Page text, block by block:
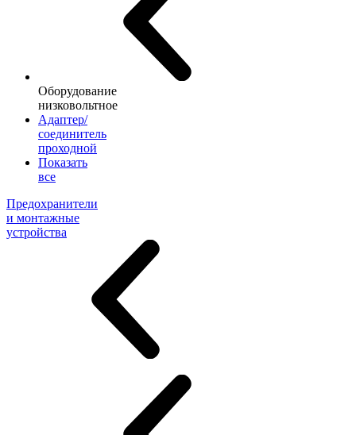
Оборудование
низковольтное
Адаптер/
соединитель
проходной
Показать
все
Предохранители
и монтажные
устройства